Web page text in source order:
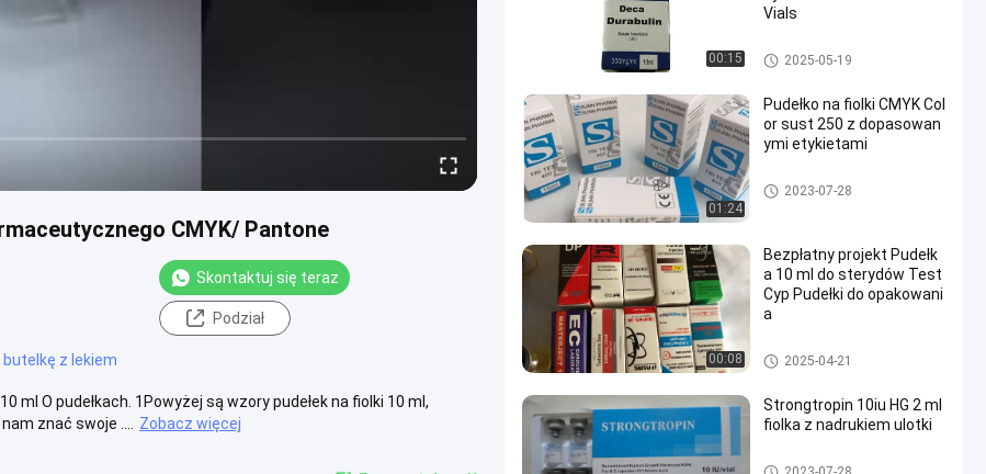
CMYK/ Pantone
Skontaktuj się teraz
Podział
butelkę z lekiem
O pudełkach. 1Powyżej są wzory pudełek na fiolki 10 ml,
znać swoje ....
Zobacz więcej
00:15
Vials
10ml fiolka pola
2025-05-19
01:24
Pudełko na fiolki CMYK Col
or sust 250 z dopasowan
ymi etykietami
10ml fiolka pola
2023-07-28
00:08
Bezpłatny projekt Pudełk
a 10 ml do sterydów Test
Cyp Pudełki do opakowani
a
10ml fiolka pola
2025-04-21
Strongtropin 10iu HG 2 ml
fiolka z nadrukiem ulotki
10ml fiolka pola